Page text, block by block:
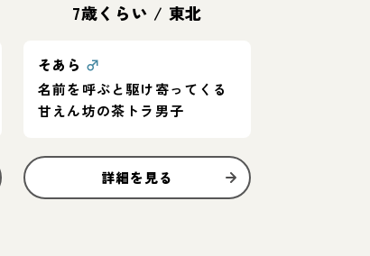
7歳くらい / 東北
そあら ♂
名前を呼ぶと駆け寄ってくる
甘えん坊の茶トラ男子
詳細を見る